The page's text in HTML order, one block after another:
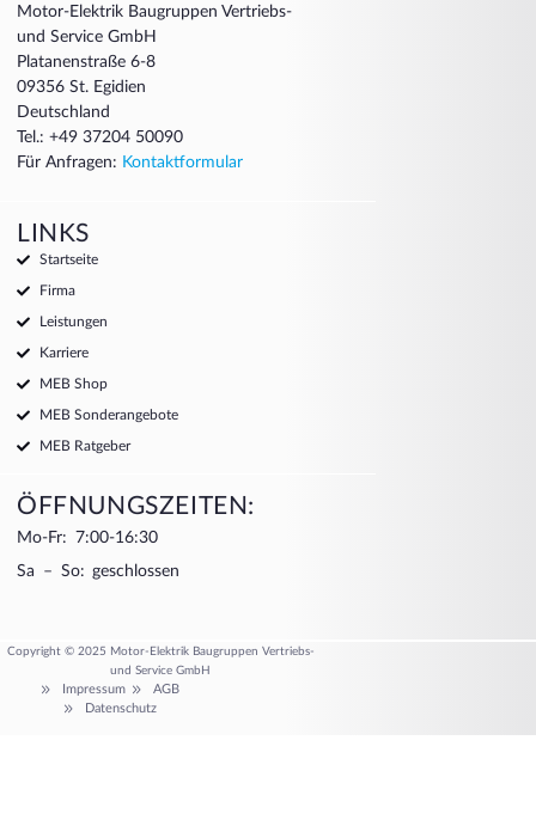
Motor-Elektrik Baugruppen Vertriebs-
und Service GmbH
Platanenstraße 6-8
09356 St. Egidien
Deutschland
Tel.: +49 37204 50090
Für Anfragen: Kontaktformular
LINKS
Startseite
Firma
Leistungen
Karriere
MEB Shop
MEB Sonderangebote
MEB Ratgeber
ÖFFNUNGSZEITEN:
Mo-Fr: 7:00-16:30
Sa – So: geschlossen
Copyright © 2025 Motor-Elektrik Baugruppen Vertriebs-
und Service GmbH
Impressum
AGB
Datenschutz